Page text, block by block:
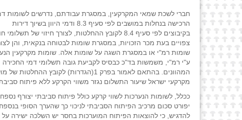
חברי לשכת שמאי המקרקעין, במסגרת עבודתם, נדרשים לשומות
הרכישה בנחלות במושבים לפי סעיף 8.3 ודמי היוון בשיוך דירות
בקיבוצים לפי סעיף 8.4 לקובץ ההחלטות, לצורך חיזוי של תשלומי
צפויים בעת מכר הזכויות, במסגרת שומות לבטוחה בנקאית, והן
שומות רמ"י או במסגרת השגה על שומות אלה. שומות מקרקעין
ע"י רמ"י, משמשות בד"כ כבסיס לקביעת גובה תשלומי דמי החכירה
המהוונים. בהתאם לאמור בפרק 1(הגדרות) לקובץ ההחלטות
מקרקעי ישראל שיעור התשלום נגזר משווי הקרקע ללא פיתוח
ככלל, לשומות הנערכות לשווי קרקע כולל פיתוח סביבתי יצורף
יפורט סכום מרכיב הפיתוח הסביבתי לניכוי כך שהערך הסופי
להדגיש, כי להוצאות הפיתוח המוערכות בחסר יש השלכה ישירה